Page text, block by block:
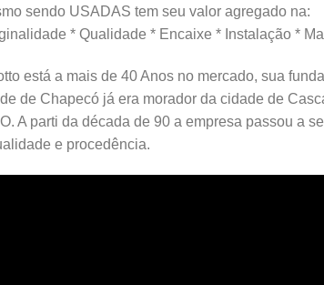
sendo USADAS tem seu valor agregado na:
* Qualidade * Encaixe * Instalação *
está a mais de 40 Anos no mercado, sua
de Chapecó já era morador da cidade de
A parti da década de 90 a empresa passou a
e procedência.